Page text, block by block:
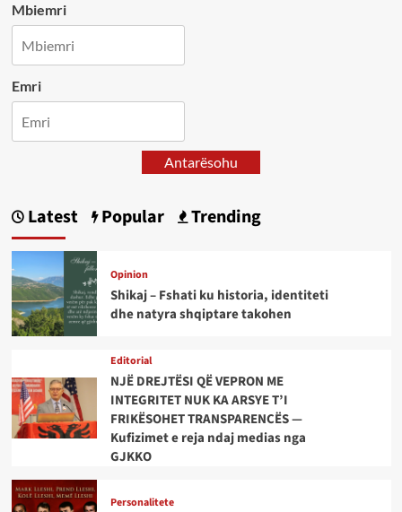
Mbiemri
Emri
Antarësohu
Latest Popular Trending
Opinion
Shikaj – Fshati ku historia, identiteti
dhe natyra shqiptare takohen
Editorial
NJË DREJTËSI QË VEPRON ME
INTEGRITET NUK KA ARSYE T’I
FRIKËSOHET TRANSPARENCËS —
Kufizimet e reja ndaj medias nga
GJKKO
Personalitete